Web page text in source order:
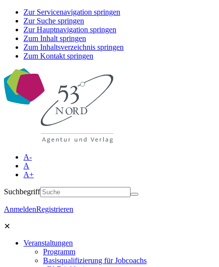
Zur Servicenavigation springen
Zur Suche springen
Zur Hauptnavigation springen
Zum Inhalt springen
Zum Inhaltsverzeichnis springen
Zum Kontakt springen
A-
A
A+
Suchbegriff
AnmeldenRegistrieren
✕
Veranstaltungen
Programm
Basisqualifizierung für Jobcoachs